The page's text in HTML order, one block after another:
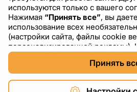
RU USD - US
используются только с вашего
Нажимая “Принять все”, вы
использование всех
(настройки сайта, файлы cookie
персонализированной рекламы).
“Отклонить все”
необходимые файлы cookie.
cookie”, вы можете выбрать,
cookie разрешить или отключить.
Принять